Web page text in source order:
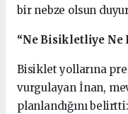
bir nebze olsun
“Ne Bisikletliye Ne
Bisiklet yollarına
vurgulayan İnan,
planlandığını belirtti: